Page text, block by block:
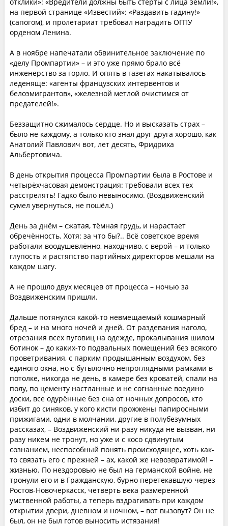
на первой странице «Известий»: «Раздавить гадину!»
(сапогом), и пролетариат требовал наградить ОГПУ
орденом Ленина.
А в ноябре напечатали обвинительное заключение по
«делу Промпартии» – и это уже прямо брало всё
инженерство за горло. И опять в газетах накатывалось
леденяще: «агенты французских интервентов и
белоэмигрантов», «железной метлой очистимся от
предателей!».
Беззащитно сжималось сердце. Но и высказать страх –
было не каждому, а только кто знал друг друга хорошо, как
Анатолий Павлович вот, лет десять, Фридриха
Альбертовича.
В день открытия процесса Промпартии была в Ростове и
четырёхчасовая демонстрация: требовали всех тех
расстрелять! Гадко было невыносимо. (Воздвиженский
сумел увернуться, не пошёл.)
День за днём – сжатая, тёмная грудь, и нарастает
обречённость. Хотя: за что бы?.. Всё советское время
работали воодушевлённо, находчиво, с верой – и только
глупость и растяпство партийных директоров мешали на
каждом шагу.
А не прошло двух месяцев от процесса – ночью за
Воздвиженским пришли.
Дальше потянулся какой-то невмещаемый кошмарный
бред – и на много ночей и дней. От раздевания наголо,
отрезания всех пуговиц на одежде, прокалывания шилом
ботинок – до каких-то подвальных помещений без всякого
проветривания, с парким продышанным воздухом, без
единого окна, но с бутылочно непроглядными рамками в
потолке, никогда не день, в камере без кроватей, спали на
полу, по цементу настланные и не согнанные воедино
доски, все одурённые без сна от ночных допросов, кто
избит до синяков, у кого кисти прожжены папиросными
прижигами, одни в молчании, другие в полубезумных
рассказах, – Воздвиженский ни разу никуда не вызван, ни
разу никем не тронут, но уже и с косо сдвинутым
сознанием, неспособный понять происходящее, хоть как-
то связать его с прежней – ах, какой же невозвратимой! –
жизнью. По нездоровью не был на германской войне, не
тронули его и в Гражданскую, бурно перетекавшую через
Ростов-Новочеркасск, четверть века размеренной
умственной работы, а теперь вздрагивать при каждом
открытии двери, дневном и ночном, – вот вызовут? Он не
был, он не был готов выносить истязания!